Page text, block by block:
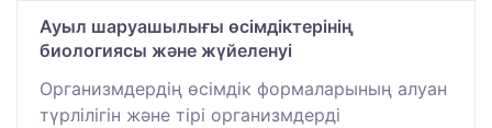
Ауыл шаруашылығы өсімдіктерінің
биологиясы және жүйеленуі
Организмдердің өсімдік формаларының алуан
түрлілігін және тірі организмдерді